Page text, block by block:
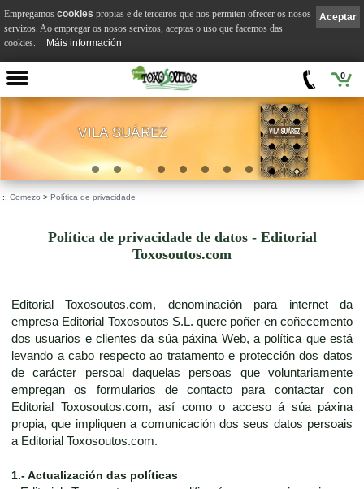
0
VILA SUÁREZ
:: Comezo > Política de privacidade
Política de privacidade de datos - Editorial
Toxosoutos.com
Editorial Toxosoutos.com, denominación para internet da
empresa Editorial Toxosoutos S.L. quere poñer en coñecemento
dos usuarios e clientes da súa páxina Web, a política que está
levando a cabo respecto ao tratamento e protección dos datos
de carácter persoal daquelas persoas que voluntariamente
empregan os formularios de contacto para contactar con
Editorial Toxosoutos.com, así como o acceso á súa páxina
propia, que impliquen a comunicación dos seus datos persoais
a Editorial Toxosoutos.com.
1.- Actualización das políticas
Aceptar
Empregamos cookies propias e de terceiros que nos permiten ofrecer os nosos
servizos. Ao empregar os nosos servizos, aceptas o uso que facemos das
cookies.
Máis información